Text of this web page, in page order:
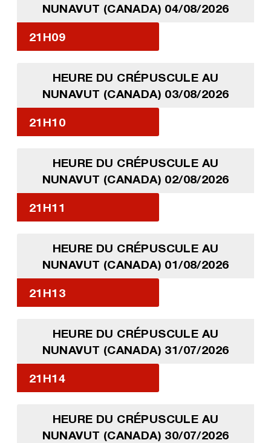
NUNAVUT (CANADA) 04/08/2026
21H09
HEURE DU CRÉPUSCULE AU
NUNAVUT (CANADA) 03/08/2026
21H10
HEURE DU CRÉPUSCULE AU
NUNAVUT (CANADA) 02/08/2026
21H11
HEURE DU CRÉPUSCULE AU
NUNAVUT (CANADA) 01/08/2026
21H13
HEURE DU CRÉPUSCULE AU
NUNAVUT (CANADA) 31/07/2026
21H14
HEURE DU CRÉPUSCULE AU
NUNAVUT (CANADA) 30/07/2026